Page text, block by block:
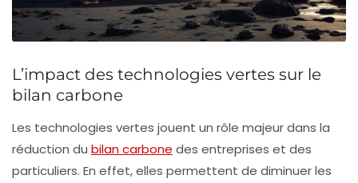
L’impact des technologies vertes sur le
bilan carbone
Les technologies vertes jouent un rôle majeur dans la
réduction du bilan carbone des entreprises et des
particuliers. En effet, elles permettent de diminuer les